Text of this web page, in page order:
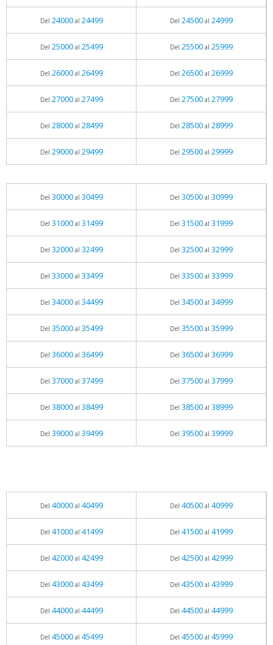
Del 24000al 24499 Del 24500al 24999
Del 25000al 25499 Del 25500al 25999
Del 26000al 26499 Del 26500al 26999
Del 27000al 27499 Del 27500al 27999
Del 28000al 28499 Del 28500al 28999
Del 29000al 29499 Del 29500al 29999
Del 30000al 30499 Del 30500al 30999
Del 31000al 31499 Del 31500al 31999
Del 32000al 32499 Del 32500al 32999
Del 33000al 33499 Del 33500al 33999
Del 34000al 34499 Del 34500al 34999
Del 35000al 35499 Del 35500al 35999
Del 36000al 36499 Del 36500al 36999
Del 37000al 37499 Del 37500al 37999
Del 38000al 38499 Del 38500al 38999
Del 39000al 39499 Del 39500al 39999
Del 40000al 40499 Del 40500al 40999
Del 41000al 41499 Del 41500al 41999
Del 42000al 42499 Del 42500al 42999
Del 43000al 43499 Del 43500al 43999
Del 44000al 44499 Del 44500al 44999
Del 45000al 45499 Del 45500al 45999